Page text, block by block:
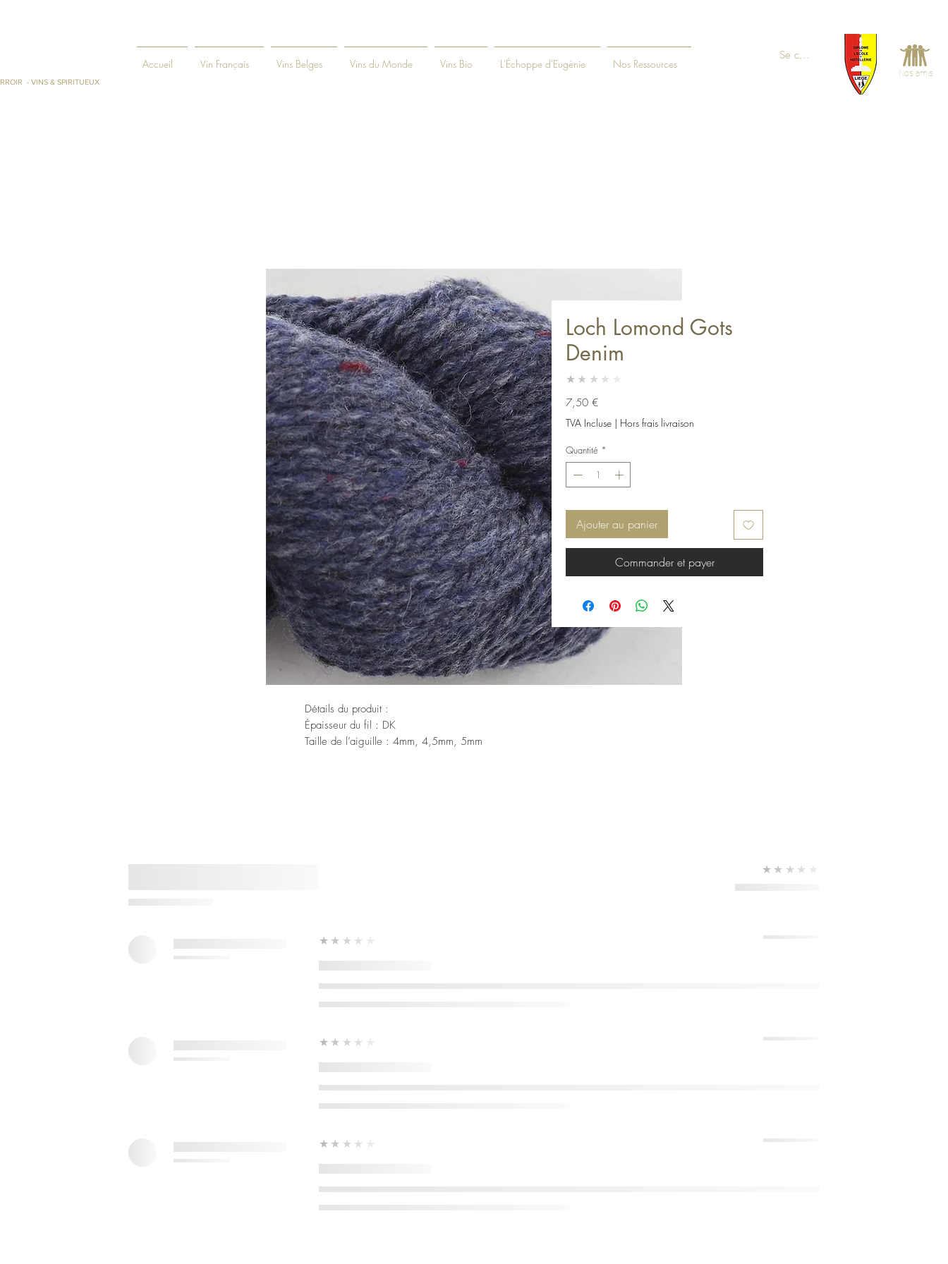
- VINS & SPIRITUEUX
Accueil Vin Français Vins Belges Vins du Monde Vins Bio L'Échoppe d'Eugènie Nos Ressources
Se connecter
Nos amis
Loch Lomond Gots
Denim
★★★★★
7,50 €Prix
TVA Incluse | Hors frais livraison
Quantité *
Ajouter au panier
Commander et payer
Détails du produit :
Épaisseur du fil : DK
Taille de l’aiguille : 4mm, 4,5mm, 5mm
★★★★★
★★★★★
★★★★★
★★★★★